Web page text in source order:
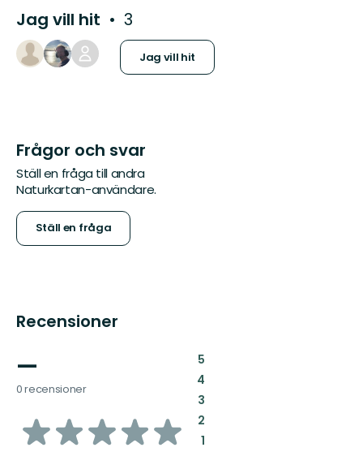
Jag vill hit 3
Jag vill hit
Frågor och svar
Ställ en fråga till andra
Naturkartan-användare.
Ställ en fråga
Recensioner
—
0 recensioner
av
5:
4:
3:
2:
1: